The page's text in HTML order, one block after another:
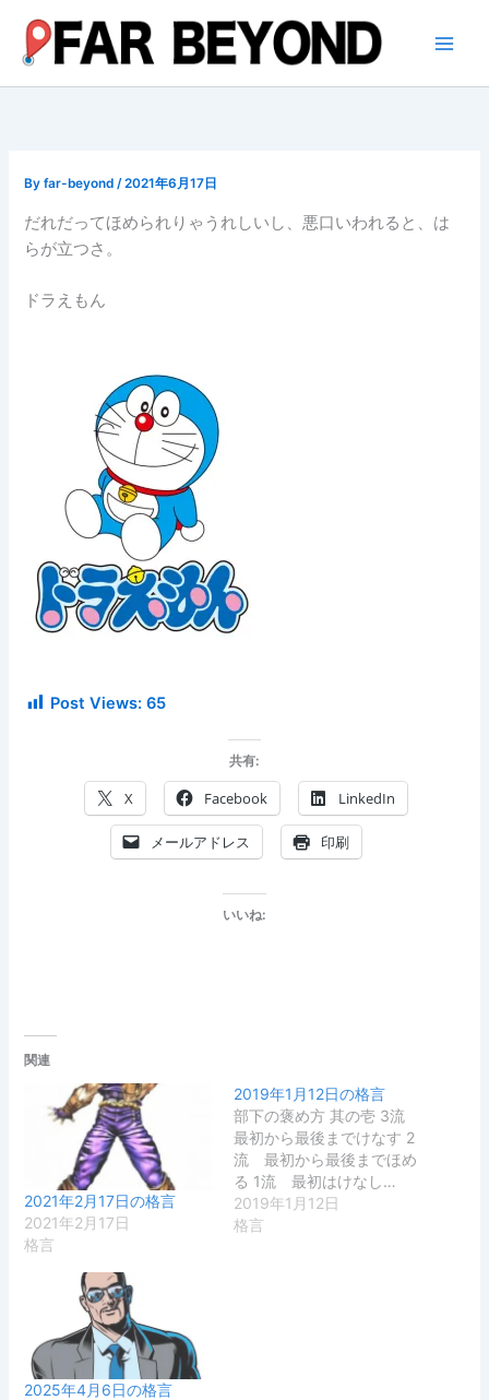
ス
Byfar-beyond/2021年6月17日
だれだってほめられりゃうれしいし、悪口いわれると、は
らが立つさ。
ドラえもん
Post Views: 65
共有:
X Facebook LinkedIn
メールアドレス 印刷
いいね:
関連
2021年2月17日の格言
2021年2月17日
格言
2019年1月12日の格言
部下の褒め方 其の壱 3流
最初から最後までけなす 2
流 最初から最後までほめ
る 1流 最初はけなし…
2019年1月12日
格言
2025年4月6日の格言